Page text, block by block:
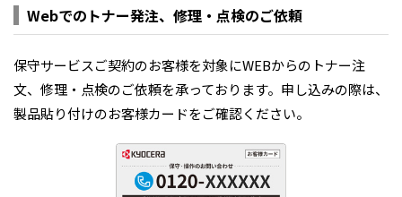
Webでのトナー発注、修理・点検のご依頼
保守サービスご契約のお客様を対象にWEBからのトナー注
文、修理・点検のご依頼を承っております。申し込みの際は、
製品貼り付けのお客様カードをご確認ください。